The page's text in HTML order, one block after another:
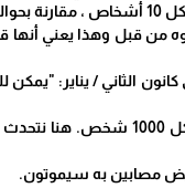
من قبل وهذا يعني
الثاني / يناير:
معظم فيروسات الإنفلونزا